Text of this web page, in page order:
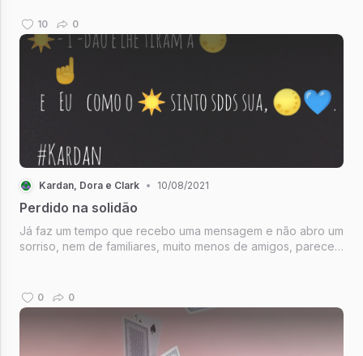
10 0
Kardan, Dora e Clark • 10/08/2021
Perdido na solidão
Já faz um tempo que recebo uma mensagem e não abro um
sorriso, nem de familiares, muito menos de amigos, parece
0 0